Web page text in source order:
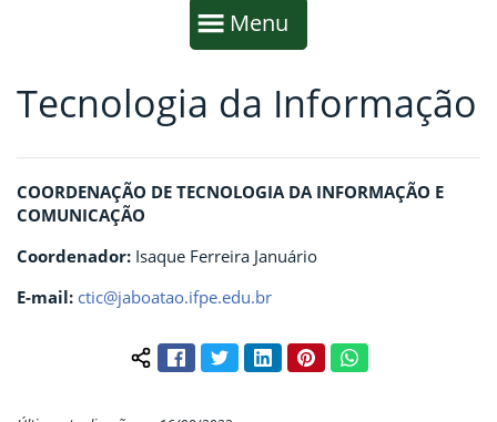
Mostrar
Menu
Fim da navegação
Início do conteúdo
Tecnologia da Informação
COORDENAÇÃO DE TECNOLOGIA DA INFORMAÇÃO E
COMUNICAÇÃO
Coordenador: Isaque Ferreira Januário
E-mail: ctic@jaboatao.ifpe.edu.br
Compartilhar conteúdo:
FacebookTwitterLinkedInPinterestWhatsApp